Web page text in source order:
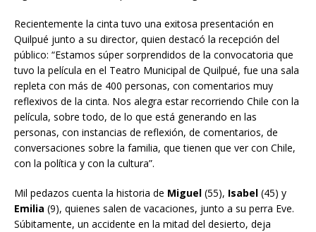
Recientemente la cinta tuvo una exitosa presentación en
Quilpué junto a su director, quien destacó la recepción del
público: “Estamos súper sorprendidos de la convocatoria que
tuvo la película en el Teatro Municipal de Quilpué, fue una sala
repleta con más de 400 personas, con comentarios muy
reflexivos de la cinta. Nos alegra estar recorriendo Chile con la
película, sobre todo, de lo que está generando en las
personas, con instancias de reflexión, de comentarios, de
conversaciones sobre la familia, que tienen que ver con Chile,
con la política y con la cultura”.
Mil pedazos cuenta la historia de Miguel (55), Isabel (45) y
Emilia (9), quienes salen de vacaciones, junto a su perra Eve.
Súbitamente, un accidente en la mitad del desierto, deja